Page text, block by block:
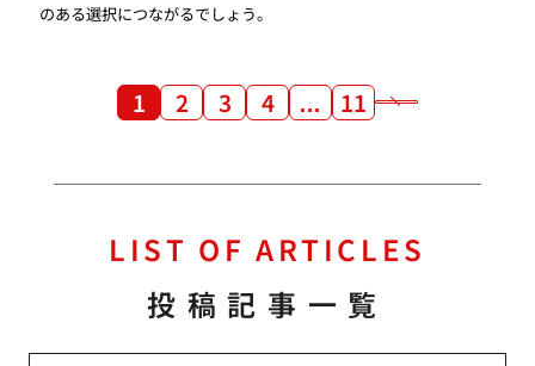
のある選択につながるでしょう。
1 2 3 4 … 11
LIST OF ARTICLES
投稿記事一覧